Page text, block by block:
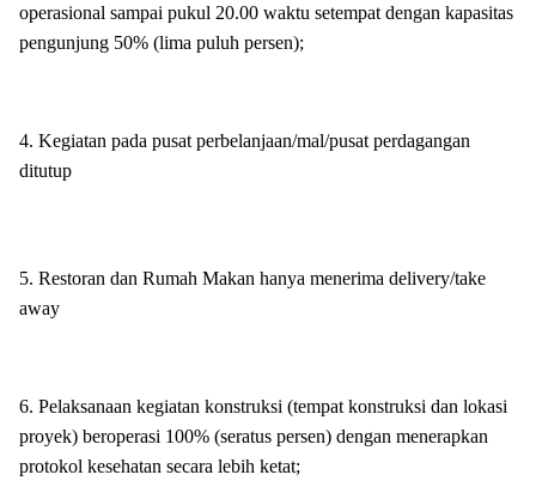
operasional sampai pukul 20.00 waktu setempat dengan kapasitas
pengunjung 50% (lima puluh persen);
4. Kegiatan pada pusat perbelanjaan/mal/pusat perdagangan
ditutup
5. Restoran dan Rumah Makan hanya menerima delivery/take
away
6. Pelaksanaan kegiatan konstruksi (tempat konstruksi dan lokasi
proyek) beroperasi 100% (seratus persen) dengan menerapkan
protokol kesehatan secara lebih ketat;